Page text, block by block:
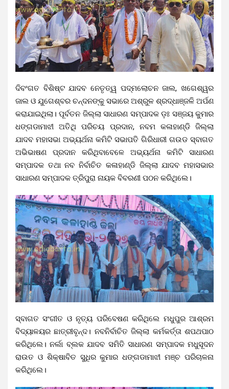
ଦିବଂଗତ ବିଶିଷ୍ଟ ଯାଦବ ନେତୃତ୍ୱ ପଦ୍ମଲୋଚନ ଜାଲ, ଖଗେଶ୍ୱର
ଜାଲ ଓ ଯୁଗେଶ୍ବର ଚନ୍ଦନଙ୍କୁ ସଭାରେ ଅଶ୍ରୁଳ ଶ୍ରଦ୍ଧାଞ୍ଜଳି ଅର୍ପଣ
କରାଯାଇଥିଲା। ପୂର୍ବତନ ଜିଲ୍ଲା ସାଧାରଣ ସମ୍ପାଦକ ଡ଼ଃ ସଞ୍ଜୟ କୁମାର
ଧଙ୍ଗଡାମାଝୀ ଅତିଥି ପରିଚୟ ପ୍ରଦାନ, ନବମ କଳାହାଣ୍ଡି ଜିଲ୍ଲା
ଯାଦବ ମହାସଭା ଅଭ୍ୟର୍ଥନା କମିଟି ସଭାପତି ଗିରିଧାରୀ ଗଉଡ ସ୍ବାଗତ
ଅଭିଭାଷଣ ପ୍ରଦାନ କରିଥିବାବେଳେ ଅଭ୍ୟର୍ଥନା କମିଟି ସାଧାରଣ
ସମ୍ପାଦକ ତଥା ନବ ନିର୍ବାଚିତ କଳାହାଣ୍ଡି ଜିଲ୍ଲା ଯାଦବ ମହାସଭାର
ସାଧାରଣ ସମ୍ପାଦକ ତ୍ରିପୁରା ନାୟକ ବିବରଣୀ ପଠନ କରିଥିଲେ।
ସ୍ବାଗତ ସଂଗୀତ ଓ ନୃତ୍ୟ ପରିବେଷଣ କରିଥିଲେ ମଧୁପୁର ଆଶ୍ରମ
ବିଦ୍ୟାଳୟର ଛାତ୍ରୀବୃନ୍ଦ। ନବନିର୍ବାଚିତ ଜିଲ୍ଲା କର୍ମକର୍ତ୍ତା ଶପଥପାଠ
କରିଥିଲେ।ନର୍ଲା ବ୍ଲକ ଯାଦବ ସମିତି ସାଧାରଣ ସମ୍ପାଦକ ମଧୁସୂଦନ
ରାଉତ ଓ ଶିକ୍ଷାବିତ ସୁଧିର କୁମାର ଧଙ୍ଗଡାମାଝୀ ମଞ୍ଚ ପରିଚାଳନା
କରିଥିଲେ।